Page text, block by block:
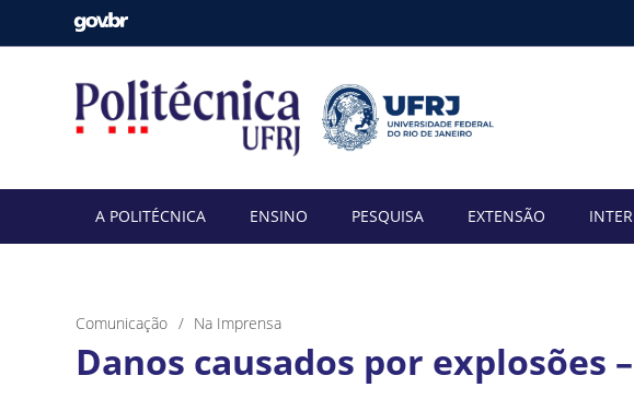
A POLITÉCNICA ENSINO PESQUISA EXTENSÃO
Comunicação Na Imprensa
Danos causados por explosões